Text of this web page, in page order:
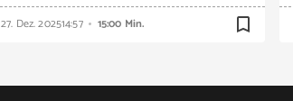
27. Dez. 202514:57 15:00 Min. bookmark_border